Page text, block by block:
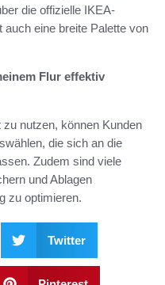
die offizielle IKEA-
eine breite Palette von
Flur effektiv
nutzen, können Kunden
die sich an die
Zudem sind viele
und Ablagen
zu optimieren.
Twitter